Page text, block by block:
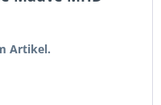
Artikel.